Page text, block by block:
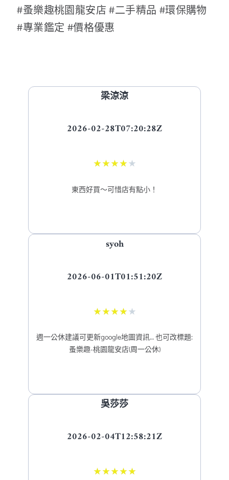
#蚤樂趣桃園龍安店 #二手精品 #環保購物
#專業鑑定 #價格優惠
梁涼涼
2026-02-28T07:20:28Z
★★★★ ★
東西好買～可惜店有點小！
syoh
2026-06-01T01:51:20Z
★★★★ ★
週一公休建議可更新google地圖資訊… 也可改標題:
蚤樂趣-桃園龍安店(周一公休)
吳莎莎
2026-02-04T12:58:21Z
★★★★★